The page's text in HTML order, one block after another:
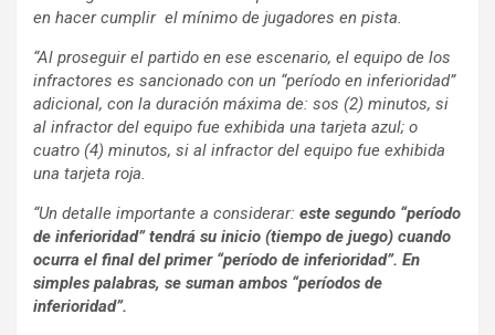
en hacer cumplir el mínimo de jugadores en pista.
“Al proseguir el partido en ese escenario, el equipo de los
infractores es sancionado con un “período en inferioridad”
adicional, con la duración máxima de: sos (2) minutos, si
al infractor del equipo fue exhibida una tarjeta azul; o
cuatro (4) minutos, si al infractor del equipo fue exhibida
una tarjeta roja.
“Un detalle importante a considerar: este segundo “período
de inferioridad” tendrá su inicio (tiempo de juego) cuando
ocurra el final del primer “período de inferioridad”. En
simples palabras, se suman ambos “períodos de
inferioridad”.